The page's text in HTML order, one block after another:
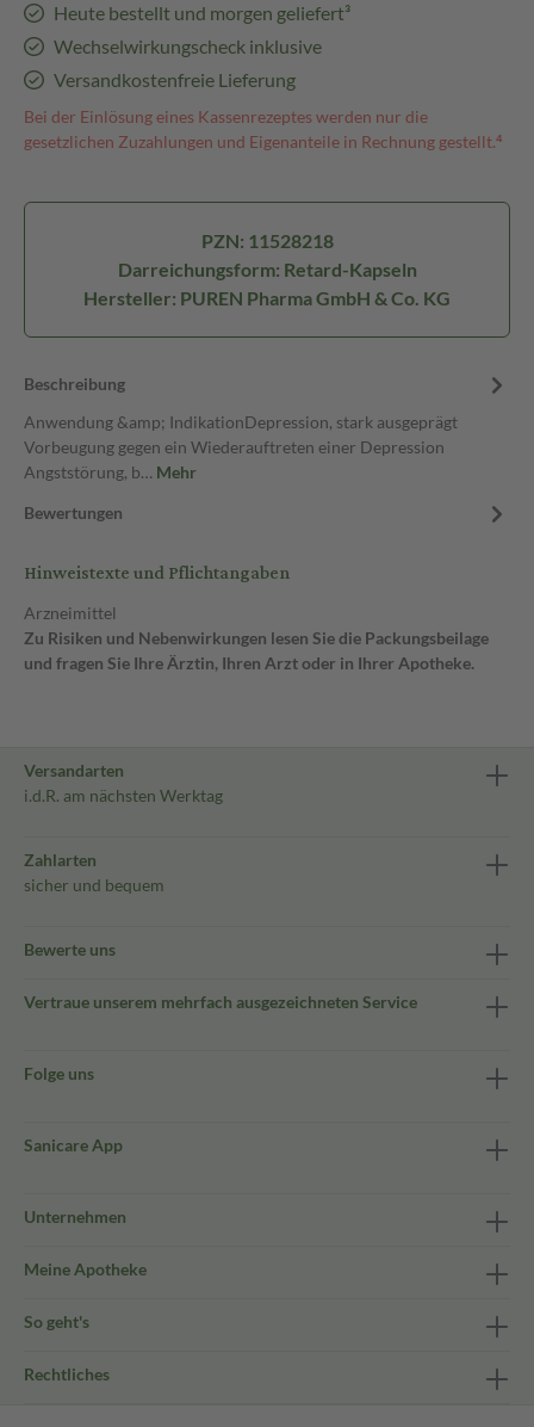
Heute bestellt und morgen geliefert³
Wechselwirkungscheck inklusive
Versandkostenfreie Lieferung
Bei der Einlösung eines Kassenrezeptes werden nur die
gesetzlichen Zuzahlungen und Eigenanteile in Rechnung gestellt.⁴
PZN: 11528218
Darreichungsform: Retard-Kapseln
Hersteller: PUREN Pharma GmbH & Co. KG
Beschreibung
Anwendung &amp; IndikationDepression, stark ausgeprägt
Vorbeugung gegen ein Wiederauftreten einer Depression
Angststörung, b… Mehr
Bewertungen
Hinweistexte und Pflichtangaben
Arzneimittel
Zu Risiken und Nebenwirkungen lesen Sie die Packungsbeilage
und fragen Sie Ihre Ärztin, Ihren Arzt oder in Ihrer Apotheke.
Versandarten
i.d.R. am nächsten Werktag
Zahlarten
sicher und bequem
Bewerte uns
Vertraue unserem mehrfach ausgezeichneten Service
Folge uns
Sanicare App
Unternehmen
Meine Apotheke
So geht's
Rechtliches